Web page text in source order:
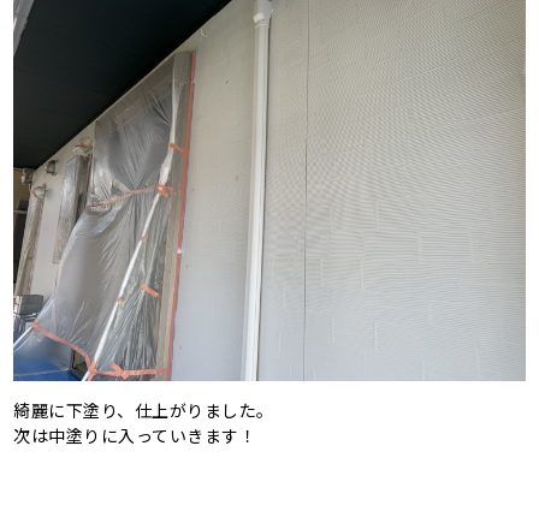
綺麗に下塗り、仕上がりました。
次は中塗りに入っていきます！